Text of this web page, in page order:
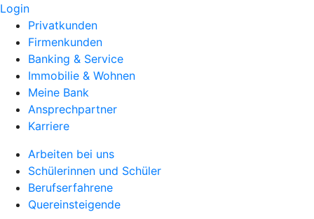
Login
Privatkunden
Firmenkunden
Banking & Service
Immobilie & Wohnen
Meine Bank
Ansprechpartner
Karriere
Arbeiten bei uns
Schülerinnen und Schüler
Berufserfahrene
Quereinsteigende